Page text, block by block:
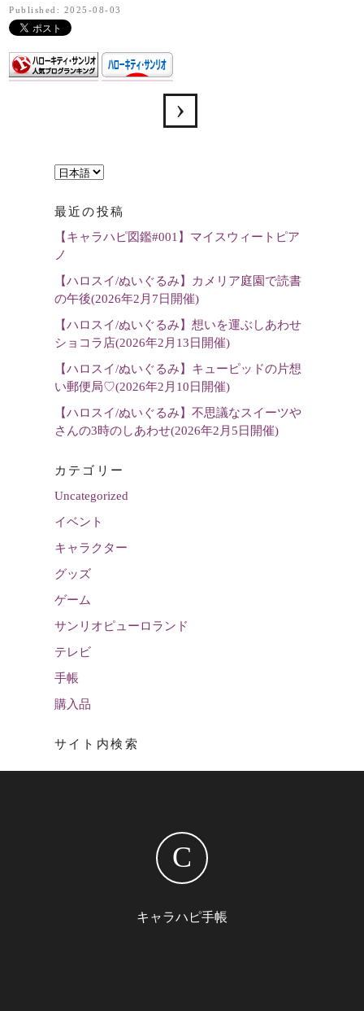
Published: 2025-08-03
言
を
選
最近の投稿
【キャラハピ図鑑#001】マイスウィートピア
ノ
【ハロスイ/ぬいぐるみ】カメリア庭園で読書
の午後(2026年2月7日開催)
【ハロスイ/ぬいぐるみ】想いを運ぶしあわせ
ショコラ店(2026年2月13日開催)
【ハロスイ/ぬいぐるみ】キューピッドの片想
い郵便局♡(2026年2月10日開催)
【ハロスイ/ぬいぐるみ】不思議なスイーツや
さんの3時のしあわせ(2026年2月5日開催)
カテゴリー
Uncategorized
イベント
キャラクター
グッズ
ゲーム
サンリオピューロランド
テレビ
手帳
購入品
サイト内検索
C
キャラハピ手帳